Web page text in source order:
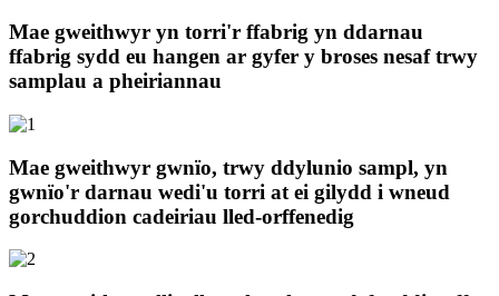
Mae gweithwyr yn torri'r ffabrig yn ddarnau
ffabrig sydd eu hangen ar gyfer y broses nesaf trwy
samplau a pheiriannau
Mae gweithwyr gwnïo, trwy ddylunio sampl, yn
gwnïo'r darnau wedi'u torri at ei gilydd i wneud
gorchuddion cadeiriau lled-orffenedig